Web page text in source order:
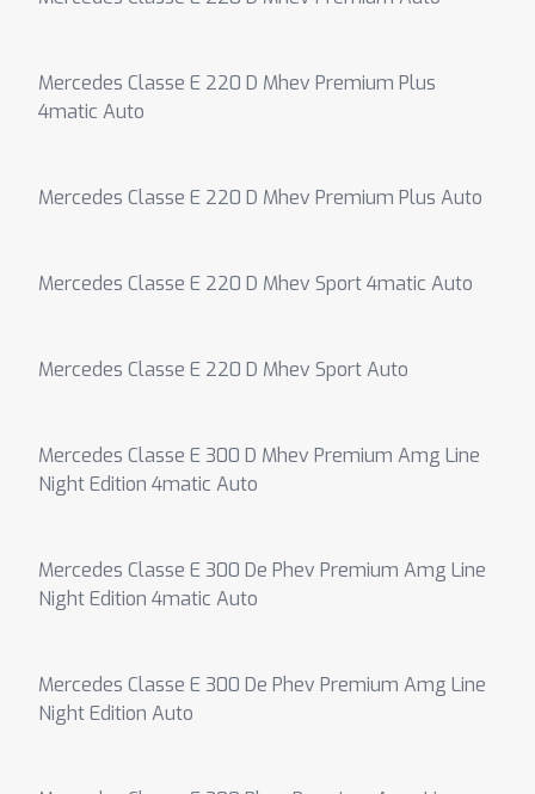
Mercedes Classe E 220 D Mhev Premium Plus
4matic Auto
Mercedes Classe E 220 D Mhev Premium Plus Auto
Mercedes Classe E 220 D Mhev Sport 4matic Auto
Mercedes Classe E 220 D Mhev Sport Auto
Mercedes Classe E 300 D Mhev Premium Amg Line
Night Edition 4matic Auto
Mercedes Classe E 300 De Phev Premium Amg Line
Night Edition 4matic Auto
Mercedes Classe E 300 De Phev Premium Amg Line
Night Edition Auto